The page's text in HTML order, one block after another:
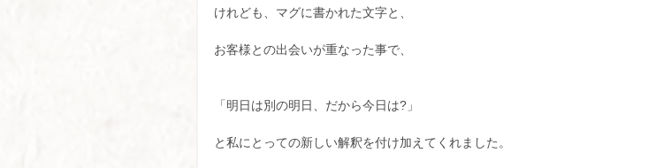
けれども、マグに書かれた文字と、
お客様との出会いが重なった事で、
「明日は別の明日、だから今日は?」
と私にとっての新しい解釈を付け加えてくれました。